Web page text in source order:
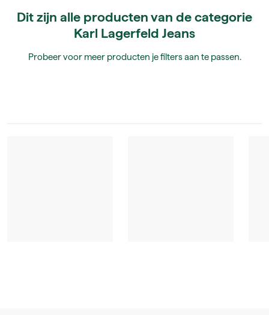
Dit zijn alle producten van de categorie
Karl Lagerfeld Jeans
Probeer voor meer producten je filters aan te passen.